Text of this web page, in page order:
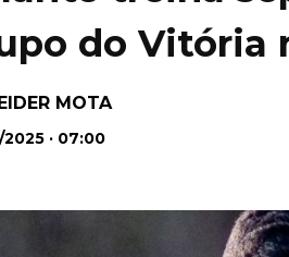
do Vitória
MOTA
· 07:00